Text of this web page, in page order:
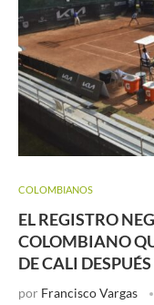
COLOMBIANOS
EL REGISTRO
COLOMBIANO
DE CALI
por Francisco Vargas